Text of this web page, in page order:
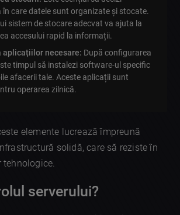
care datele sunt organizate și stocate.
sistem de stocare adecvat va ajuta la
accesului rapid la informații.
aplicațiilor necesare: După configurarea
timpul să instalezi software-ul specific
afacerii tale. Aceste aplicații sunt
operarea zilnică.
elemente lucrează împreună
solidă, care să reziste în
serverului?